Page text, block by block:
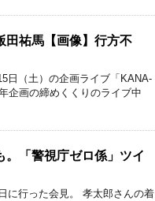
田祐馬【画像】行方不
日（土）の企画ライブ「KANA-
企画の締めくくりのライブ中
「警視庁ゼロ係」ツイ
に行った会見。 孝太郎さんの着